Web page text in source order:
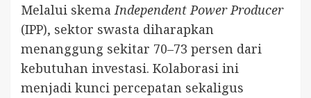
Melalui skemaIndependent Power Producer
(IPP), sektor swasta diharapkan
menanggung sekitar 70–73 persen dari
kebutuhan investasi. Kolaborasi ini
menjadi kunci percepatan sekaligus